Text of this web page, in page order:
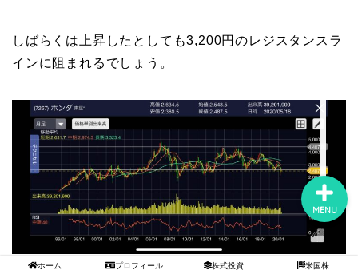
しばらくは上昇したとしても3,200円のレジスタンスラ
インに阻まれるでしょう。
ホーム プロフィール 株式投資 米国株
MENU
米国株